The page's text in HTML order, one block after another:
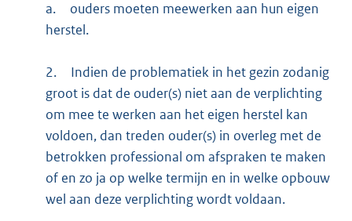
a.
ouders moeten meewerken aan hun eigen
herstel.
2.
Indien de problematiek in het gezin zodanig
groot is dat de ouder(s) niet aan de verplichting
om mee te werken aan het eigen herstel kan
voldoen, dan treden ouder(s) in overleg met de
betrokken professional om afspraken te maken
of en zo ja op welke termijn en in welke opbouw
wel aan deze verplichting wordt voldaan.